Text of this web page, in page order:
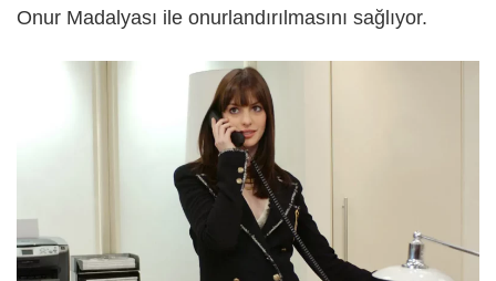
Onur Madalyası ile onurlandırılmasını sağlıyor.